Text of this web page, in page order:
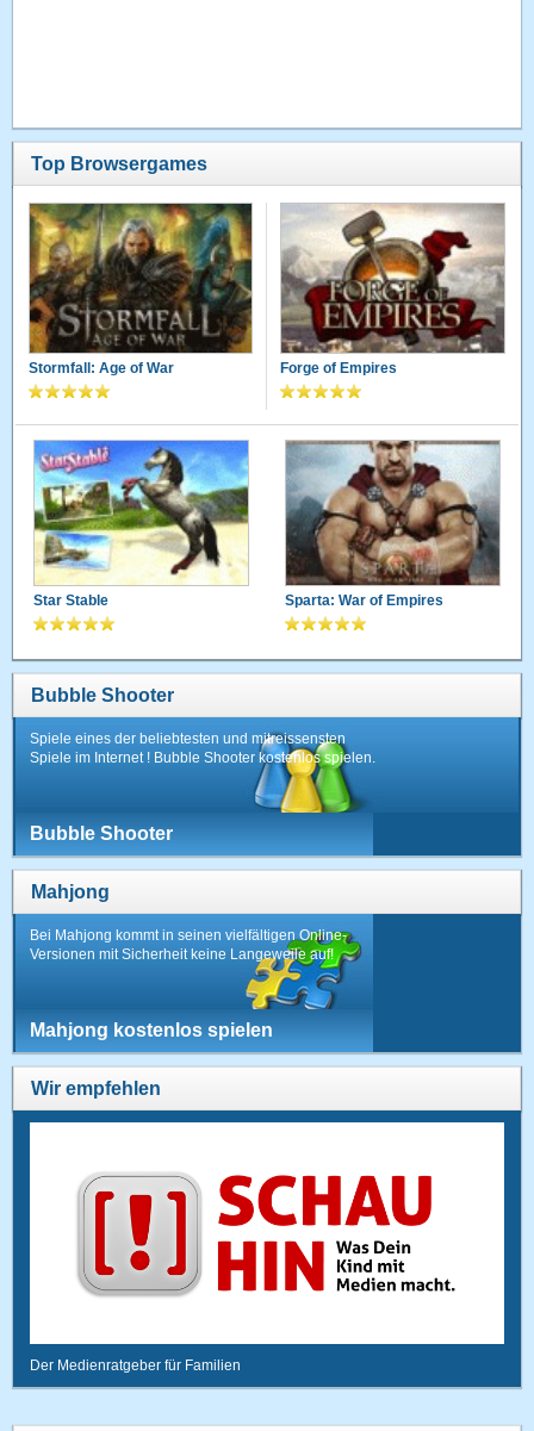
Top Browsergames
Stormfall: Age of War Forge of Empires
Star Stable Sparta: War of Empires
Bubble Shooter
Spiele eines der beliebtesten und mitreissensten
Spiele im Internet ! Bubble Shooter kostenlos spielen.
Bubble Shooter
Mahjong
Bei Mahjong kommt in seinen vielfältigen Online-
Versionen mit Sicherheit keine Langeweile auf!
Mahjong kostenlos spielen
Wir empfehlen
Der Medienratgeber für Familien